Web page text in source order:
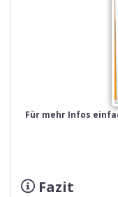
Für mehr Infos
Fazit